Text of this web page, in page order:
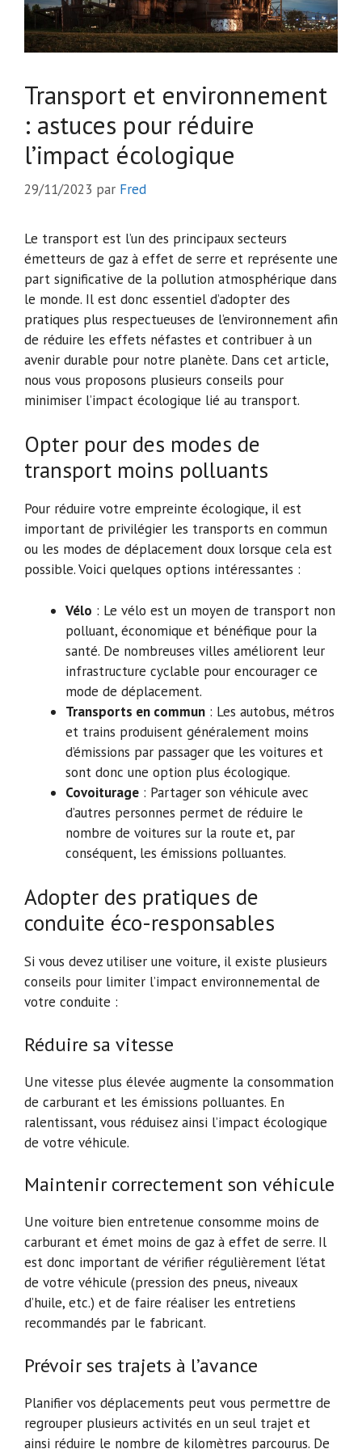
Transport et environnement
: astuces pour réduire
l’impact écologique
29/11/2023 par Fred
Le transport est l’un des principaux secteurs
émetteurs de gaz à effet de serre et représente une
part significative de la pollution atmosphérique dans
le monde. Il est donc essentiel d’adopter des
pratiques plus respectueuses de l’environnement afin
de réduire les effets néfastes et contribuer à un
avenir durable pour notre planète. Dans cet article,
nous vous proposons plusieurs conseils pour
minimiser l’impact écologique lié au transport.
Opter pour des modes de
transport moins polluants
Pour réduire votre empreinte écologique, il est
important de privilégier les transports en commun
ou les modes de déplacement doux lorsque cela est
possible. Voici quelques options intéressantes :
Vélo : Le vélo est un moyen de transport non
polluant, économique et bénéfique pour la
santé. De nombreuses villes améliorent leur
infrastructure cyclable pour encourager ce
mode de déplacement.
Transports en commun : Les autobus, métros
et trains produisent généralement moins
d’émissions par passager que les voitures et
sont donc une option plus écologique.
Covoiturage : Partager son véhicule avec
d’autres personnes permet de réduire le
nombre de voitures sur la route et, par
conséquent, les émissions polluantes.
Adopter des pratiques de
conduite éco-responsables
Si vous devez utiliser une voiture, il existe plusieurs
conseils pour limiter l’impact environnemental de
votre conduite :
Réduire sa vitesse
Une vitesse plus élevée augmente la consommation
de carburant et les émissions polluantes. En
ralentissant, vous réduisez ainsi l’impact écologique
de votre véhicule.
Maintenir correctement son véhicule
Une voiture bien entretenue consomme moins de
carburant et émet moins de gaz à effet de serre. Il
est donc important de vérifier régulièrement l’état
de votre véhicule (pression des pneus, niveaux
d’huile, etc.) et de faire réaliser les entretiens
recommandés par le fabricant.
Prévoir ses trajets à l’avance
Planifier vos déplacements peut vous permettre de
regrouper plusieurs activités en un seul trajet et
ainsi réduire le nombre de kilomètres parcourus. De